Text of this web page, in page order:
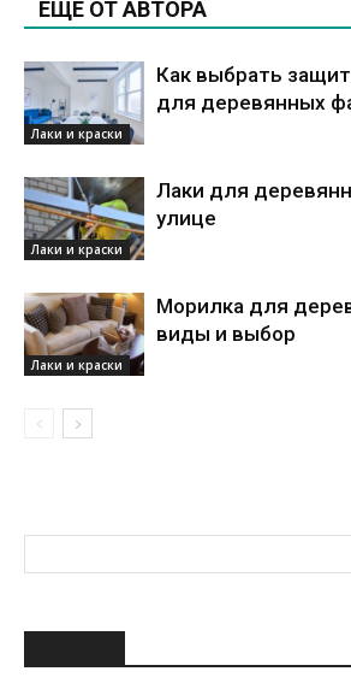
ЕЩЕ ОТ АВТОРА
Лаки и краски
Как выбрать
для деревянных
Лаки и краски
Лаки для
улице
Лаки и краски
Морилка для
виды и выбор